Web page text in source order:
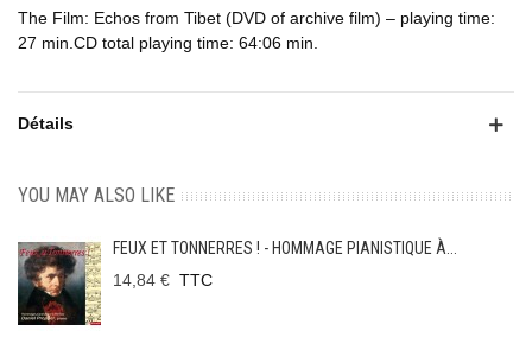
The Film: Echos from Tibet (DVD of archive film) – playing time:
27 min.CD total playing time: 64:06 min.
Détails
YOU MAY ALSO LIKE
FEUX ET TONNERRES ! - HOMMAGE PIANISTIQUE À...
14,84 € TTC